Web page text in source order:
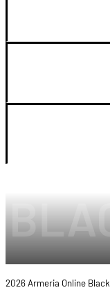
2026 Armeria Online